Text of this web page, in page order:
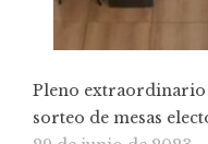
Pleno extraordinario
sorteo de mesas